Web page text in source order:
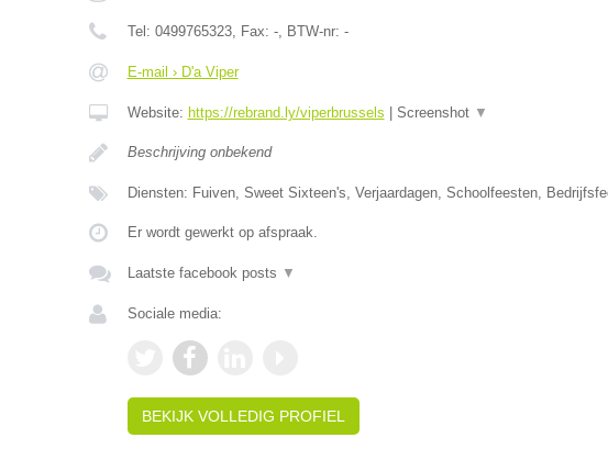
Tel: 0499765323, Fax: -, BTW-nr: -
E-mail › D'a Viper
Website: https://rebrand.ly/viperbrussels Screenshot ▼
Beschrijving onbekend
Diensten: Fuiven, Sweet Sixteen's, Verjaardagen, Schoolfeesten,
Er wordt gewerkt op afspraak.
Laatste facebook posts ▼
Sociale media:
BEKIJK VOLLEDIG PROFIEL